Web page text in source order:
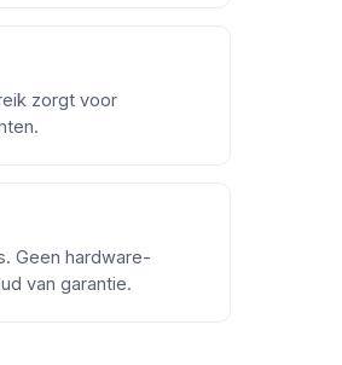
zorgt voor
Geen hardware-
van garantie.